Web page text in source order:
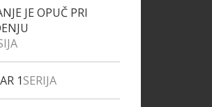
JE OPUČ PRI
1SERIJA